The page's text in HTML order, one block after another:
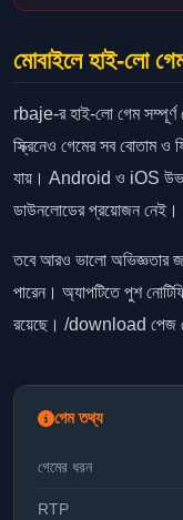
মোবাইলে হাই-লো
rbaje-র হাই-লো গেম সম্পূর্ণ
স্ক্রিনেও গেমের সব বোতাম ও
যায়। Android ও iOS উভয়
ডাউনলোডের প্রয়োজন নেই।
তবে আরও ভালো অভিজ্ঞতার
পারেন। অ্যাপটিতে পুশ
রয়েছে। /download পেজ
গেম তথ্য
গেমের ধরন
RTP